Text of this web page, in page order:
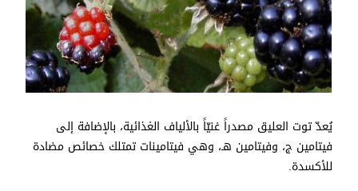
يُعدّ توت العليق مصدراً غنيّاً بالألياف الغذائية، بالإضافة إلى
فيتامين ج، وفيتامين هـ، وهي فيتامينات تمتلك خصائص مضادة
للأكسدة.